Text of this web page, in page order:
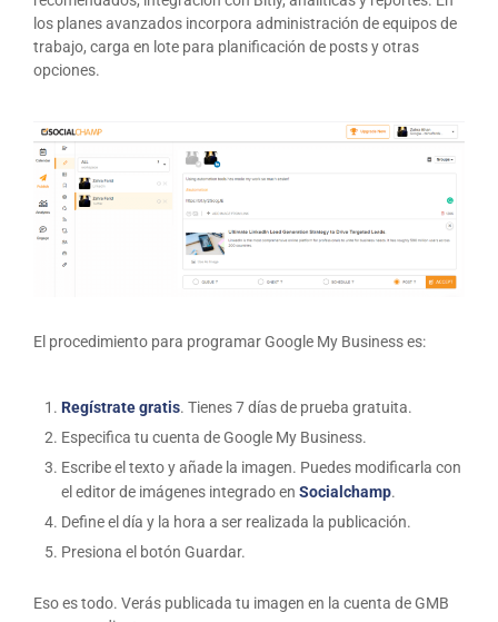
los planes avanzados incorpora administración de equipos de
trabajo, carga en lote para planificación de posts y otras
opciones.
El procedimiento para programar Google My Business es:
Regístrate gratis. Tienes 7 días de prueba gratuita.
Especifica tu cuenta de Google My Business.
Escribe el texto y añade la imagen. Puedes modificarla con
el editor de imágenes integrado en Socialchamp.
Define el día y la hora a ser realizada la publicación.
Presiona el botón Guardar.
Eso es todo. Verás publicada tu imagen en la cuenta de GMB